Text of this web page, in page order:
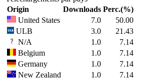
Origin
Downloads Perc.(%)
United States
7.0
50.00
ULB
3.0
21.43
N/A
1.0
7.14
Belgium
1.0
7.14
Germany
1.0
7.14
New Zealand
1.0
7.14